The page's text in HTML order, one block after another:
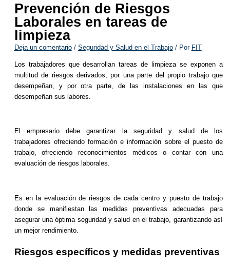
Prevención de Riesgos
Laborales en tareas de
limpieza
Deja un comentario / Seguridad y Salud en el Trabajo/ Por FIT
Los trabajadores que desarrollan tareas de limpieza se exponen a
multitud de riesgos derivados, por una parte del propio trabajo que
desempeñan, y por otra parte, de las instalaciones en las que
desempeñan sus labores.
El empresario debe garantizar la seguridad y salud de los
trabajadores ofreciendo formación e información sobre el puesto de
trabajo, ofreciendo reconocimientos médicos o contar con una
evaluación de riesgos laborales.
Es en la evaluación de riesgos de cada centro y puesto de trabajo
donde se manifiestan las medidas preventivas adecuadas para
asegurar una óptima seguridad y salud en el trabajo, garantizando así
un mejor rendimiento.
Riesgos específicos y medidas preventivas